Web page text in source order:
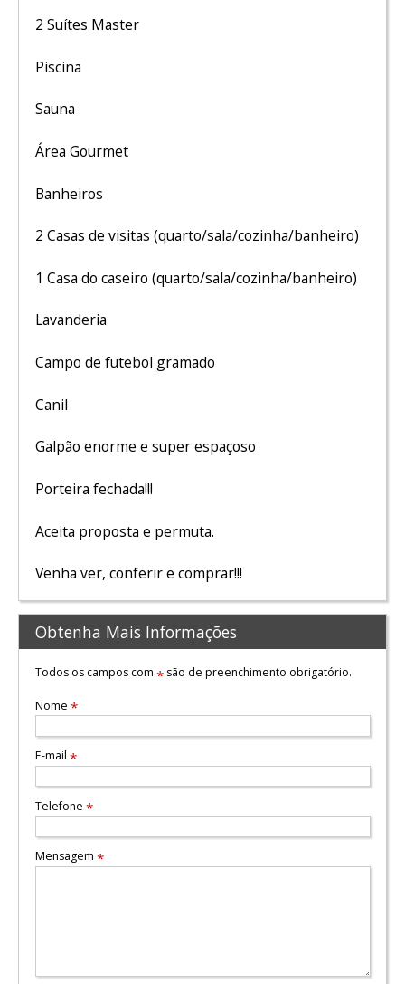
2 Suítes Master
Piscina
Sauna
Área Gourmet
Banheiros
2 Casas de visitas (quarto/sala/cozinha/banheiro)
1 Casa do caseiro (quarto/sala/cozinha/banheiro)
Lavanderia
Campo de futebol gramado
Canil
Galpão enorme e super espaçoso
Porteira fechada!!!
Aceita proposta e permuta.
Venha ver, conferir e comprar!!!
Obtenha Mais Informações
Todos os campos com *são de preenchimento obrigatório.
Nome *
E-mail *
Telefone *
Mensagem *